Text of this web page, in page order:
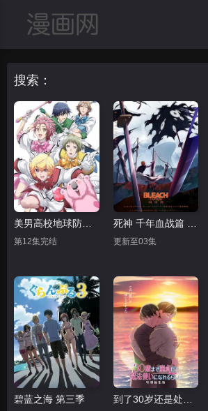
搜索：
美男高校地球防卫部LOVE
第12集完结
死神 千年血战篇 -祸进谭
更新至03集
碧蓝之海 第三季